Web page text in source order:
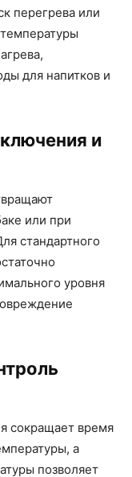
перегрева или
для напитков и
и
или при
стандартного
уровня
сокращает время
а
позволяет